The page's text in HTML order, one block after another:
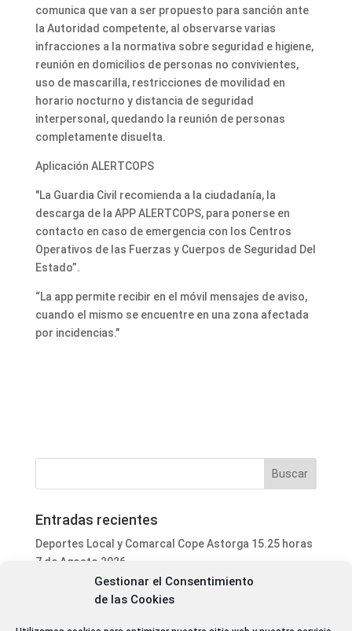
Gestionar el Consentimiento
de las Cookies
comunica que van a ser propuesto para sanción ante
la Autoridad competente, al observarse varias
infracciones a la normativa sobre seguridad e higiene,
reunión en domicilios de personas no convivientes,
uso de mascarilla, restricciones de movilidad en
horario nocturno y distancia de seguridad
interpersonal, quedando la reunión de personas
completamente disuelta.
Aplicación ALERTCOPS
"La Guardia Civil recomienda a la ciudadanía, la
descarga de la APP ALERTCOPS, para ponerse en
contacto en caso de emergencia con los Centros
Operativos de las Fuerzas y Cuerpos de Seguridad Del
Estado”.
“La app permite recibir en el móvil mensajes de aviso,
cuando el mismo se encuentre en una zona afectada
por incidencias."
Entradas recientes
Deportes Local y Comarcal Cope Astorga 15.25 horas
7 de Agosto 2026
Informativo Mediodía Cope Astorga 14.20 horas 7 de
Agosto 2026
San Justo de la Vega acoge este fin de semana un